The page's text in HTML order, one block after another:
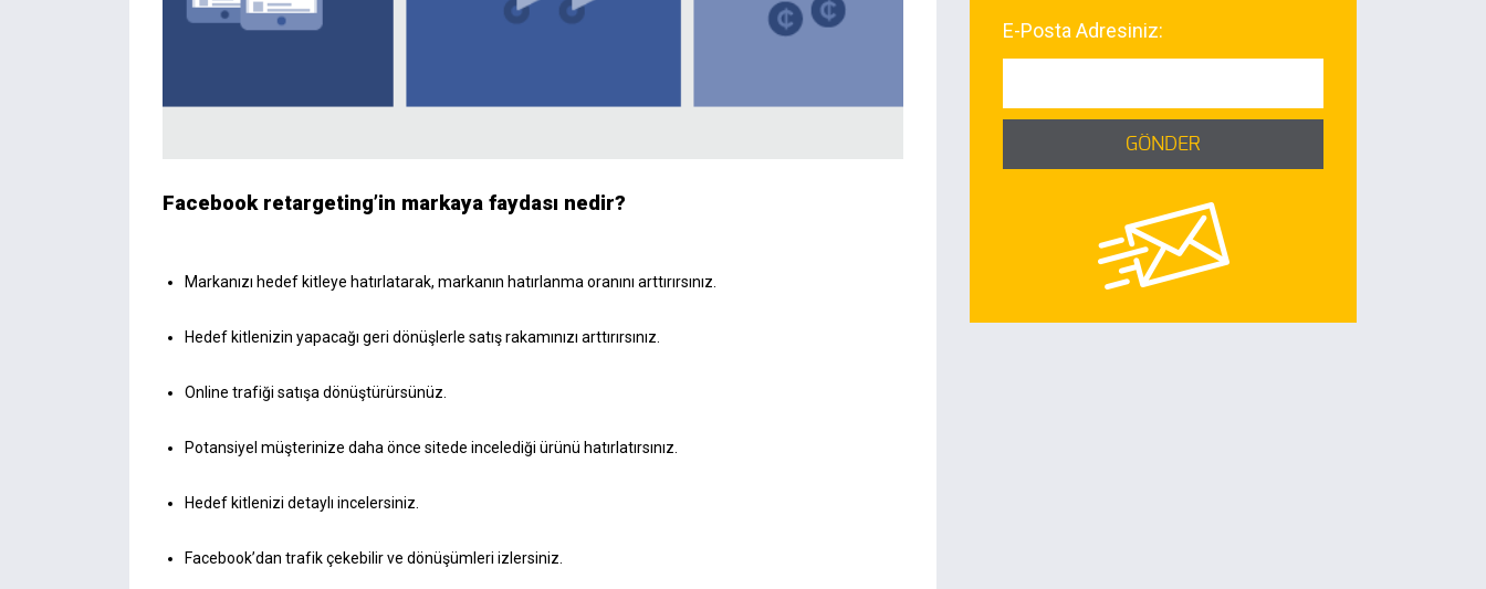
Facebook retargeting’in markaya faydası nedir?
Markanızı hedef kitleye hatırlatarak, markanın hatırlanma oranını arttırırsınız.
Hedef kitlenizin yapacağı geri dönüşlerle satış rakamınızı arttırırsınız.
Online trafiği satışa dönüştürürsünüz.
Potansiyel müşterinize daha önce sitede incelediği ürünü hatırlatırsınız.
Hedef kitlenizi detaylı incelersiniz.
Facebook’dan trafik çekebilir ve dönüşümleri izlersiniz.
E-Posta Adresiniz:
GÖNDER